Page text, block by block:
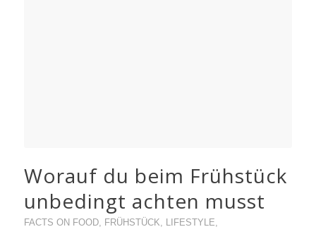
Worauf du beim Frühstück
unbedingt achten musst
FACTS ON FOOD, FRÜHSTÜCK LIFESTYLE